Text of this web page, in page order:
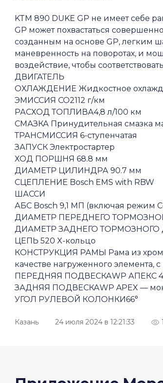
KTM 890 DUKE GP не имеет себе
GP может похвастаться
созданным на основе GP, легким
маневренность на поворотах, и
воздействие, чтобы
ДВИГАТЕЛЬ
ОХЛАЖДЕНИЕ Жидкостное
ЭМИССИЯ СО2112 г/км
РАСХОД ТОПЛИВА4,8 л/100 км
СМАЗКА Принудительная смазка
ТРАНСМИССИЯ 6-ступенчатая
ЗАПУСК Электростартер
ХОД ПОРШНЯ 68.8 мм
ДИАМЕТР ЦИЛИНДРА 90.7 мм
СЦЕПЛЕНИЕ Bosch EMS with RBW
ШАССИ
АБС Bosch 9,1 МП (включая режим
ДИАМЕТР ПЕРЕДНЕГО
ДИАМЕТР ЗАДНЕГО ТОРМОЗНОГО
ЦЕПЬ 520 X-кольцо
КОНСТРУКЦИЯ РАМЫ Рама из
качестве нагруженного
ПЕРЕДНЯЯ ПОДВЕСКАWP АПЕКС
ЗАДНЯЯ ПОДВЕСКАWP APEX —
УГОЛ РУЛЕВОЙ КОЛОНКИ66°
Казань 24 июля 2024 в 12:21:33